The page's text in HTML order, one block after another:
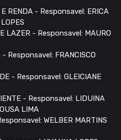
E RENDA - Responsavel: ERICA
LAZER - Responsavel: MAURO
- Responsavel: FRANCISCO
- Responsavel: GLEICIANE
- Responsavel: LIDUINA
LIMA
WELBER MARTINS